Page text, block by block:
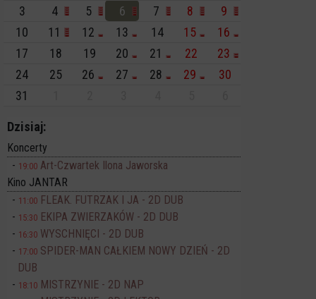
3
4 5 6 7 8
9
10
11 12 13 14 15
16
17
18 19 20 21 22
23
24
25 26 27 28 29
30
31
Dzisiaj:
Koncerty
19:00 Art-Czwartek Ilona Jaworska
Kino JANTAR
11:00 FLEAK. FUTRZAK I JA - 2D DUB
15:30 EKIPA ZWIERZAKÓW - 2D DUB
16:30 WYSCHNIĘCI - 2D DUB
17:00 SPIDER-MAN CAŁKIEM NOWY DZIEŃ - 2D
DUB
18:10 MISTRZYNIE - 2D NAP